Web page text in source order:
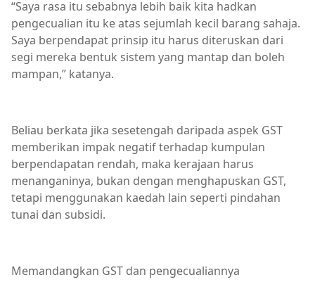
“Saya rasa itu sebabnya lebih baik kita hadkan
pengecualian itu ke atas sejumlah kecil barang sahaja.
Saya berpendapat prinsip itu harus diteruskan dari
segi mereka bentuk sistem yang mantap dan boleh
mampan,” katanya.
Beliau berkata jika sesetengah daripada aspek GST
memberikan impak negatif terhadap kumpulan
berpendapatan rendah, maka kerajaan harus
menanganinya, bukan dengan menghapuskan GST,
tetapi menggunakan kaedah lain seperti pindahan
tunai dan subsidi.
Memandangkan GST dan pengecualiannya